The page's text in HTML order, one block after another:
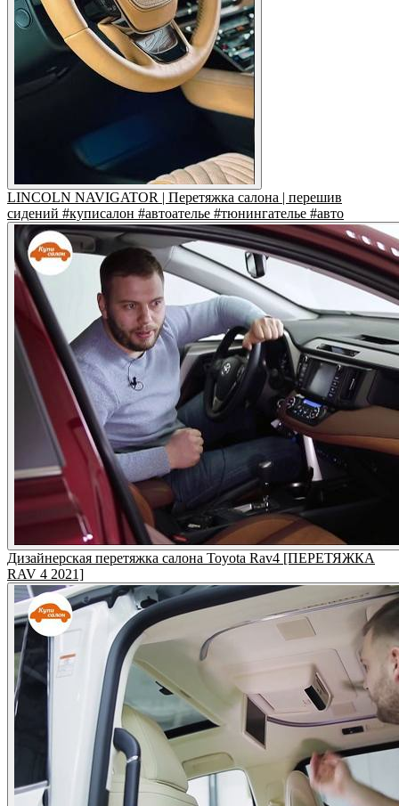
LINCOLN NAVIGATOR | Перетяжка салона | перешив
сидений #куписалон #автоателье #тюнингателье #авто
Дизайнерская перетяжка салона Toyota Rav4 [ПЕРЕТЯЖКА
RAV 4 2021]